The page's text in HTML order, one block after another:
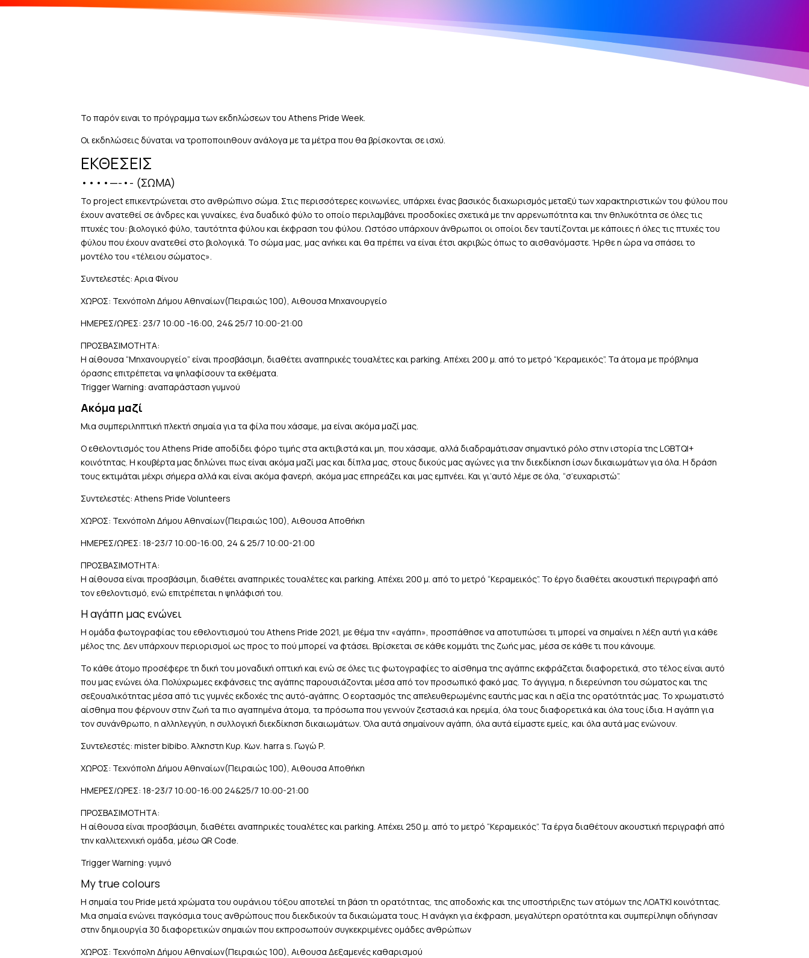
Το παρόν ειναι το πρόγραμμα των εκδηλώσεων του Athens Pride Week.
Οι εκδηλώσεις δύναται να τροποποιηθουν ανάλογα με τα μέτρα που θα βρίσκονται σε ισχύ.
ΕΚΘΕΣΕΙΣ
••••—-•- (ΣΩΜΑ)
Το project επικεντρώνεται στο ανθρώπινο σώμα. Στις περισσότερες κοινωνίες, υπάρχει ένας βασικός διαχωρισμός μεταξύ των χαρακτηριστικών του φύλου που
έχουν ανατεθεί σε άνδρες και γυναίκες, ένα δυαδικό φύλο το οποίο περιλαμβάνει προσδοκίες σχετικά με την αρρενωπότητα και την θηλυκότητα σε όλες τις
πτυχές του: βιολογικό φύλο, ταυτότητα φύλου και έκφραση του φύλου. Ωστόσο υπάρχουν άνθρωποι οι οποίοι δεν ταυτίζονται με κάποιες ή όλες τις πτυχές του
φύλου που έχουν ανατεθεί στο βιολογικά. Το σώμα μας, μας ανήκει και θα πρέπει να είναι έτσι ακριβώς όπως το αισθανόμαστε. Ήρθε η ώρα να σπάσει το
μοντέλο του «τέλειου σώματος».
Συντελεστές: Αρια Φίνου
ΧΩΡΟΣ: Τεχνόπολη Δήμου Αθηναίων(Πειραιώς 100), Αιθουσα Μηχανουργείο
ΗΜΕΡΕΣ/ΩΡΕΣ: 23/7 10:00 -16:00, 24& 25/7 10:00-21:00
ΠΡΟΣΒΑΣΙΜΟΤΗΤΑ:
Η αίθουσα “Μηχανουργείο” είναι προσβάσιμη, διαθέτει αναπηρικές τουαλέτες και parking. Απέχει 200 μ. από τo μετρό “Κεραμεικός”. Τα άτομα με πρόβλημα
όρασης επιτρέπεται να ψηλαφίσουν τα εκθέματα.
Trigger Warning: αναπαράσταση γυμνού
Ακόμα μαζί
Μια συμπεριληπτική πλεκτή σημαία για τα φίλα που χάσαμε, μα είναι ακόμα μαζί μας.
Ο εθελοντισμός του Athens Pride αποδίδει φόρο τιμής στα ακτιβιστά και μη, που χάσαμε, αλλά διαδραμάτισαν σημαντικό ρόλο στην ιστορία της LGBTQI+
κοινότητας. Η κουβέρτα μας δηλώνει πως είναι ακόμα μαζί μας και δίπλα μας, στους δικούς μας αγώνες για την διεκδίκηση ίσων δικαιωμάτων για όλα. Η δράση
τους εκτιμάται μέχρι σήμερα αλλά και είναι ακόμα φανερή, ακόμα μας επηρεάζει και μας εμπνέει. Και γι’αυτό λέμε σε όλα, “σ’ευχαριστώ”.
Συντελεστές: Athens Pride Volunteers
ΧΩΡΟΣ: Τεχνόπολη Δήμου Αθηναίων(Πειραιώς 100), Αιθουσα Αποθήκη
ΗΜΕΡΕΣ/ΩΡΕΣ: 18-23/7 10:00-16:00, 24 & 25/7 10:00-21:00
ΠΡΟΣΒΑΣΙΜΟΤΗΤΑ:
Η αίθουσα είναι προσβάσιμη, διαθέτει αναπηρικές τουαλέτες και parking. Απέχει 200 μ. από τo μετρό “Κεραμεικός”. Το έργο διαθέτει ακουστική περιγραφή από
τον εθελοντισμό, ενώ επιτρέπεται η ψηλάφισή του.
Η αγάπη μας ενώνει
Η ομάδα φωτογραφίας του εθελοντισμού του Athens Pride 2021, με θέμα την «αγάπη», προσπάθησε να αποτυπώσει τι μπορεί να σημαίνει η λέξη αυτή για κάθε
μέλος της. Δεν υπάρχουν περιορισμοί ως προς το πού μπορεί να φτάσει. Βρίσκεται σε κάθε κομμάτι της ζωής μας, μέσα σε κάθε τι που κάνουμε.
Το κάθε άτομο προσέφερε τη δική του μοναδική οπτική και ενώ σε όλες τις φωτογραφίες το αίσθημα της αγάπης εκφράζεται διαφορετικά, στο τέλος είναι αυτό
που μας ενώνει όλα. Πολύχρωμες εκφάνσεις της αγάπης παρουσιάζονται μέσα από τον προσωπικό φακό μας. Το άγγιγμα, η διερεύνηση του σώματος και της
σεξουαλικότητας μέσα από τις γυμνές εκδοχές της αυτό-αγάπης. Ο εορτασμός της απελευθερωμένης εαυτής μας και η αξία της ορατότητάς μας. Το χρωματιστό
αίσθημα που φέρνουν στην ζωή τα πιο αγαπημένα άτομα, τα πρόσωπα που γεννούν ζεστασιά και ηρεμία, όλα τους διαφορετικά και όλα τους ίδια. Η αγάπη για
τον συνάνθρωπο, η αλληλεγγύη, η συλλογική διεκδίκηση δικαιωμάτων. Όλα αυτά σημαίνουν αγάπη, όλα αυτά είμαστε εμείς, και όλα αυτά μας ενώνουν.
Συντελεστές: mister bibibo. Άλκηστη Κυρ. Κων. harra s. Γωγώ Ρ.
ΧΩΡΟΣ: Τεχνόπολη Δήμου Αθηναίων(Πειραιώς 100), Αιθουσα Αποθήκη
ΗΜΕΡΕΣ/ΩΡΕΣ: 18-23/7 10:00-16:00 24&25/7 10:00-21:00
ΠΡΟΣΒΑΣΙΜΟΤΗΤΑ:
Η αίθουσα είναι προσβάσιμη, διαθέτει αναπηρικές τουαλέτες και parking. Απέχει 250 μ. από τo μετρό “Κεραμεικός”. Τα έργα διαθέτουν ακουστική περιγραφή από
την καλλιτεχνική ομάδα, μέσω QR Code.
Trigger Warning: γυμνό
My true colours
Η σημαία του Pride μετά χρώματα του ουράνιου τόξου αποτελεί τη βάση τη ορατότητας, της αποδοχής και της υποστήριξης των ατόμων της ΛΟΑΤΚΙ κοινότητας.
Μια σημαία ενώνει παγκόσμια τους ανθρώπους που διεκδικούν τα δικαιώματα τους. Η ανάγκη για έκφραση, μεγαλύτερη ορατότητα και συμπερίληψη οδήγησαν
στην δημιουργία 30 διαφορετικών σημαιών που εκπροσωπούν συγκεκριμένες ομάδες ανθρώπων
ΧΩΡΟΣ: Τεχνόπολη Δήμου Αθηναίων(Πειραιώς 100), Αιθουσα Δεξαμενές καθαρισμού